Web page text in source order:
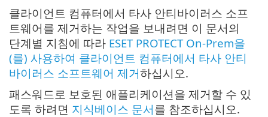
클라이언트 컴퓨터에서 타사 안티바이러스 소프
트웨어를 제거하는 작업을 보내려면 이 문서의
단계별 지침에 따라 ESET PROTECT On-Prem을
(를) 사용하여 클라이언트 컴퓨터에서 타사 안티
바이러스 소프트웨어 제거하십시오.
패스워드로 보호된 애플리케이션을 제거할 수 있
도록 하려면 지식베이스 문서를 참조하십시오.